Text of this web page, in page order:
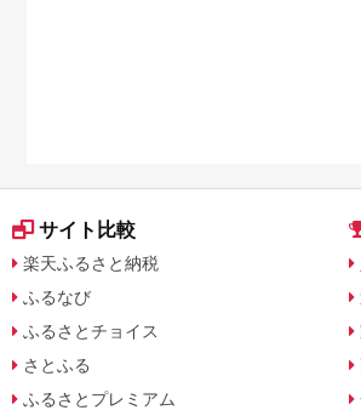
サイト比較
楽天ふるさと納税
ふるなび
ふるさとチョイス
さとふる
ふるさとプレミアム